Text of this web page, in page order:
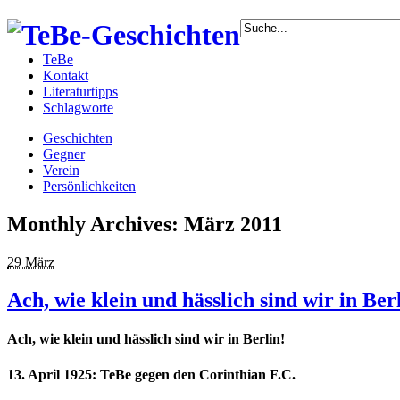
TeBe
Kontakt
Literaturtipps
Schlagworte
Geschichten
Gegner
Verein
Persönlichkeiten
Monthly Archives: März 2011
29 März
Ach, wie klein und hässlich sind wir in
Ach, wie klein und hässlich sind wir in Berlin!
13. April 1925: TeBe gegen den Corinthian F.C.